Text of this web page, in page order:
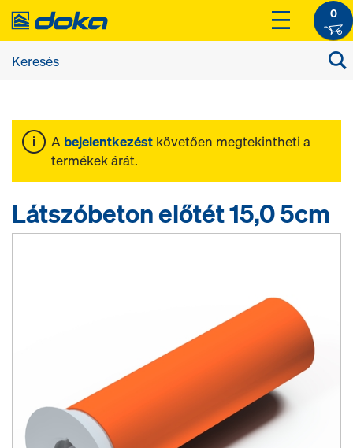
0
A bejelentkezést követően megtekintheti a
termékek árát.
Látszóbeton előtét 15,0 5cm